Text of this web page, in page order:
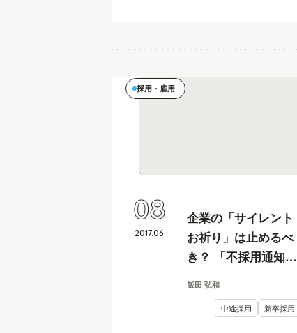
採用・雇用
企業の「サイレント
お祈り」は止めるべ
き？ 「不採用通知・
意点とは
飯田 弘和
中途採用 新卒採用
2017.06
08